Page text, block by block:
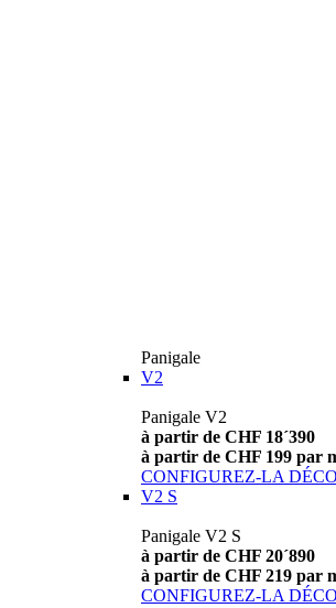
Panigale
V2
Panigale V2
à partir de CHF 18´390
à partir de CHF 199 par
CONFIGUREZ-LA
V2 S
Panigale V2 S
à partir de CHF 20´890
à partir de CHF 219 par
CONFIGUREZ-LA